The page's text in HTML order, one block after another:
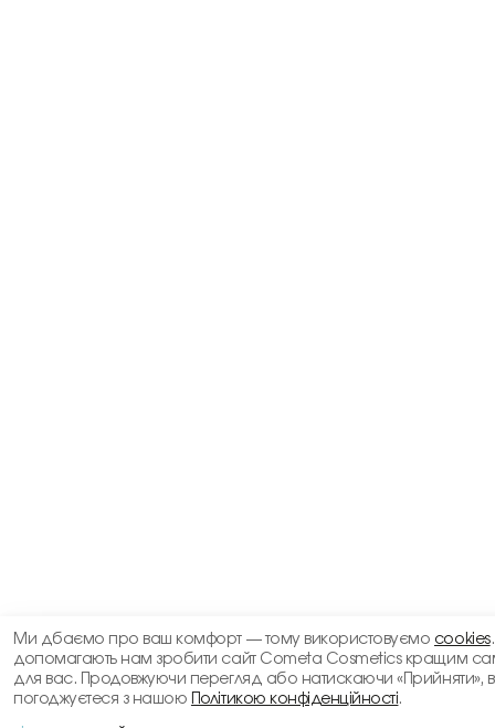
Ми дбаємо про ваш комфорт — тому використовуємо cookies
допомагають нам зробити сайт Cometa Cosmetics кращим
для вас. Продовжуючи перегляд або натискаючи «Прийняти»,
погоджуєтеся з нашою
Політикою конфіденційності.